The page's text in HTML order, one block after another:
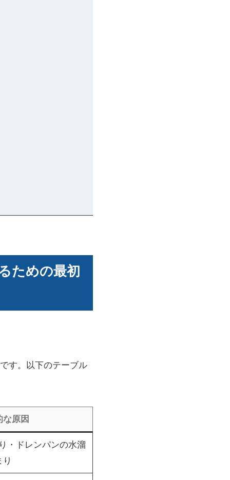
ための最初
す。以下のテーブル
な原因
・ドレンパンの水溜
り